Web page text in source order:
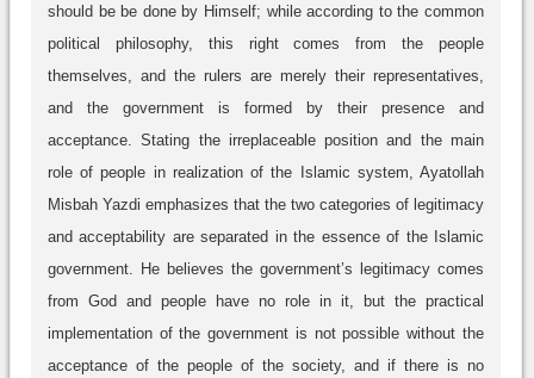
should be be done by Himself; while according to the common
political philosophy, this right comes from the people
themselves, and the rulers are merely their representatives,
and the government is formed by their presence and
acceptance. Stating the irreplaceable position and the main
role of people in realization of the Islamic system, Ayatollah
Misbah Yazdi emphasizes that the two categories of legitimacy
and acceptability are separated in the essence of the Islamic
government. He believes the government’s legitimacy comes
from God and people have no role in it, but the practical
implementation of the government is not possible without the
acceptance of the people of the society, and if there is no